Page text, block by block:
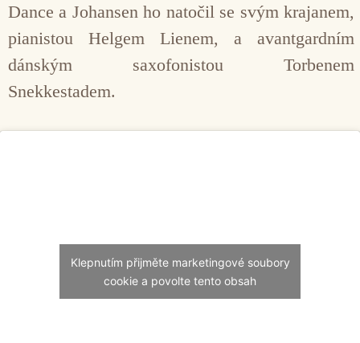
Dance a Johansen ho natočil se svým krajanem,
pianistou Helgem Lienem, a avantgardním
dánským saxofonistou Torbenem
Snekkestadem.
Klepnutím přijměte marketingové soubory
cookie a povolte tento obsah